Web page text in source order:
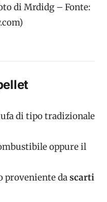
di Mrdidg – Fonte:
di tipo tradizionale
oppure il
proveniente dascarti